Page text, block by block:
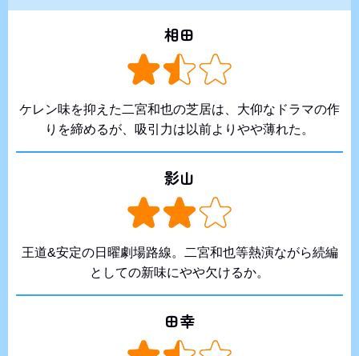
相田
ケレン味を抑えた二宮和也の芝居は、大仰なドラマの作
りを締めるが、吸引力は以前よりやや薄れた。
影山
王道&安定の日曜劇場路線。二宮和也等熱演ながら続編
としての新味にやや欠けるか。
田幸